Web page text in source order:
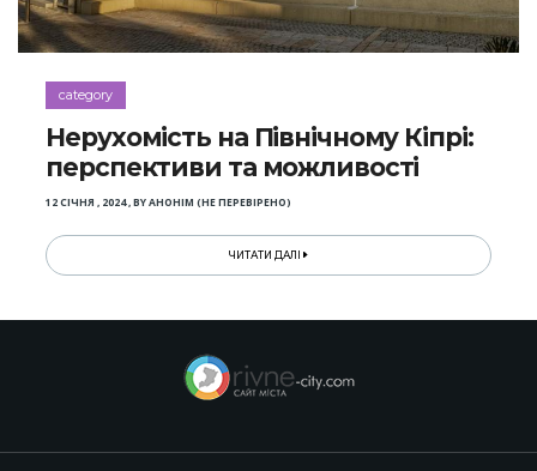
category
Нерухомість на Північному Кіпрі:
перспективи та можливості
12 СІЧНЯ , 2024,BYАНОНІМ (НЕ ПЕРЕВІРЕНО)
ЧИТАТИ ДАЛІ